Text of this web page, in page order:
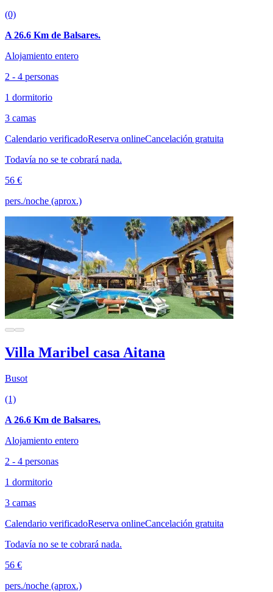
(0)
A 26.6 Km de Balsares.
Alojamiento entero
2 - 4 personas
1 dormitorio
3 camas
Calendario verificadoReserva onlineCancelación gratuita
Todavía no se te cobrará nada.
56 €
pers./noche (aprox.)
Villa Maribel casa Aitana
Busot
(1)
A 26.6 Km de Balsares.
Alojamiento entero
2 - 4 personas
1 dormitorio
3 camas
Calendario verificadoReserva onlineCancelación gratuita
Todavía no se te cobrará nada.
56 €
pers./noche (aprox.)